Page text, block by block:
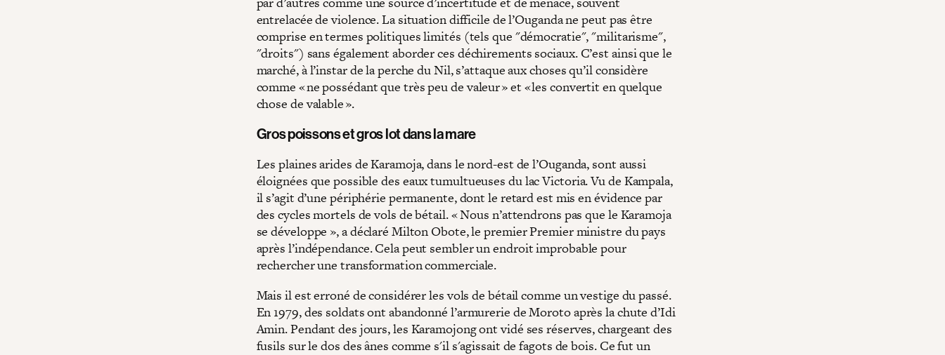
entrelacée de violence. La situation difficile de l’Ouganda ne peut pas être
comprise en termes politiques limités (tels que "démocratie", "militarisme",
"droits") sans également aborder ces déchirements sociaux. C’est ainsi que le
marché, à l’instar de la perche du Nil, s’attaque aux choses qu’il considère
comme « ne possédant que très peu de valeur » et « les convertit en quelque
chose de valable ».
Gros poissons et gros lot dans la mare
Les plaines arides de Karamoja, dans le nord-est de l’Ouganda, sont aussi
éloignées que possible des eaux tumultueuses du lac Victoria. Vu de Kampala,
il s’agit d’une périphérie permanente, dont le retard est mis en évidence par
des cycles mortels de vols de bétail. « Nous n’attendrons pas que le Karamoja
se développe », a déclaré Milton Obote, le premier Premier ministre du pays
après l’indépendance. Cela peut sembler un endroit improbable pour
rechercher une transformation commerciale.
Mais il est erroné de considérer les vols de bétail comme un vestige du passé.
En 1979, des soldats ont abandonné l’armurerie de Moroto après la chute d’Idi
Amin. Pendant des jours, les Karamojong ont vidé ses réserves, chargeant des
fusils sur le dos des ânes comme s'il s'agissait de fagots de bois. Ce fut un